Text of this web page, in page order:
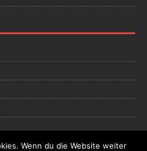
Wenn du die Website weiter